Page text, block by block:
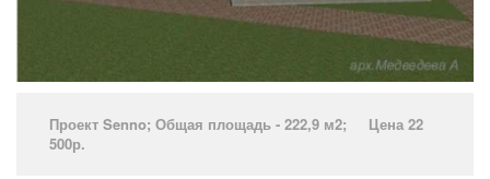
Проект Senno­; Общая площадь - 222,9 м2; Цена 22
500р.